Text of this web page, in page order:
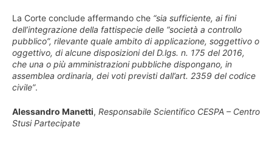
La Corte conclude affermando che “sia sufficiente, ai fini
dell’integrazione della fattispecie delle “società a controllo
pubblico”, rilevante quale ambito di applicazione, soggettivo o
oggettivo, di alcune disposizioni del D.lgs. n. 175 del 2016,
che una o più amministrazioni pubbliche dispongano, in
assemblea ordinaria, dei voti previsti dall’art. 2359 del codice
civile”.
Alessandro Manetti, Responsabile Scientifico CESPA – Centro
Stusi Partecipate